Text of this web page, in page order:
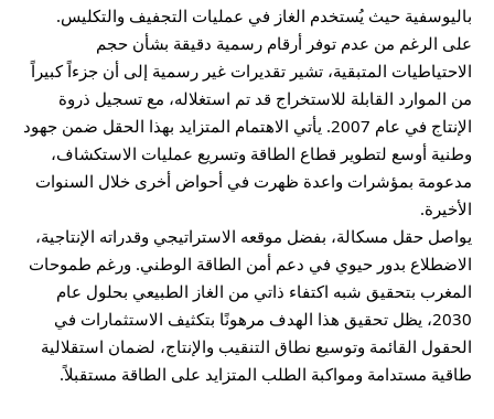
باليوسفية حيث يُستخدم الغاز في عمليات التجفيف والتكليس.
على الرغم من عدم توفر أرقام رسمية دقيقة بشأن حجم
الاحتياطيات المتبقية، تشير تقديرات غير رسمية إلى أن جزءاً كبيراً
من الموارد القابلة للاستخراج قد تم استغلاله، مع تسجيل ذروة
الإنتاج في عام 2007. يأتي الاهتمام المتزايد بهذا الحقل ضمن جهود
وطنية أوسع لتطوير قطاع الطاقة وتسريع عمليات الاستكشاف،
مدعومة بمؤشرات واعدة ظهرت في أحواض أخرى خلال السنوات
الأخيرة.
يواصل حقل مسكالة، بفضل موقعه الاستراتيجي وقدراته الإنتاجية،
الاضطلاع بدور حيوي في دعم أمن الطاقة الوطني. ورغم طموحات
المغرب بتحقيق شبه اكتفاء ذاتي من الغاز الطبيعي بحلول عام
2030، يظل تحقيق هذا الهدف مرهونًا بتكثيف الاستثمارات في
الحقول القائمة وتوسيع نطاق التنقيب والإنتاج، لضمان استقلالية
طاقية مستدامة ومواكبة الطلب المتزايد على الطاقة مستقبلاً.